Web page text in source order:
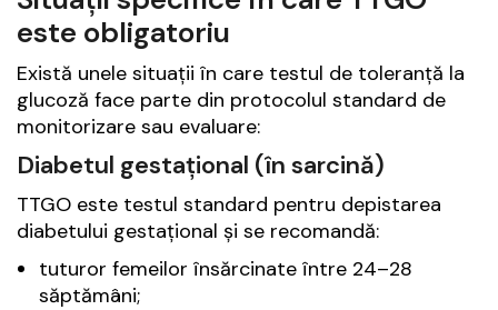
este obligatoriu
Există unele situații în care testul de toleranță la
glucoză face parte din protocolul standard de
monitorizare sau evaluare:
Diabetul gestațional (în sarcină)
TTGO este testul standard pentru depistarea
diabetului gestațional și se recomandă:
tuturor femeilor însărcinate între 24–28
săptămâni;